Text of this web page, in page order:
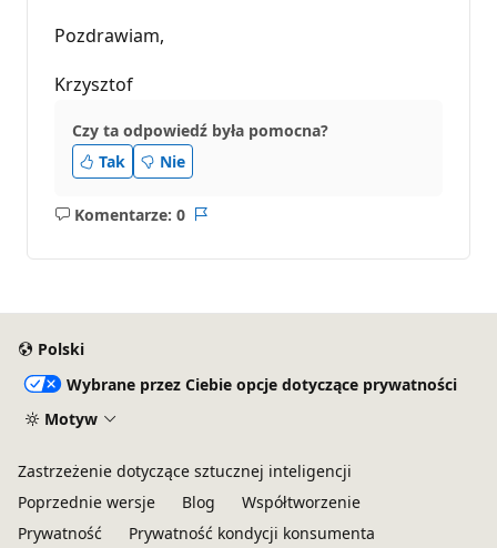
Pozdrawiam,
Krzysztof
Czy ta odpowiedź była pomocna?
Tak
Nie
Komentarze: 0
Brak
Polski
Wybrane przez Ciebie opcje dotyczące prywatności
Motyw
Zastrzeżenie dotyczące sztucznej inteligencji
Poprzednie wersje
Blog
Współtworzenie
Prywatność
Prywatność kondycji konsumenta